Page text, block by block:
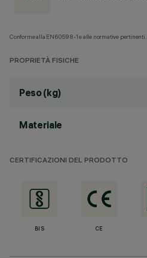
Conforme alla EN60598-1 e alle normative pertinenti.
PROPRIETÀ FISICHE
Peso (kg)
Materiale
CERTIFICAZIONI DEL PRODOTTO
BIS CE